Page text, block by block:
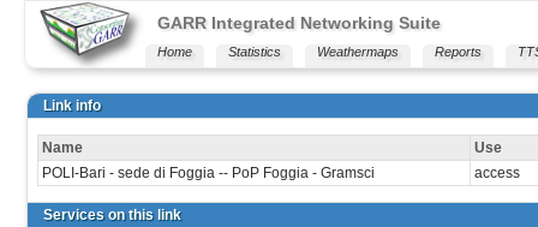
GARR Integrated Networking Suite
Home Statistics Weathermaps Reports
Link info
Name
Use
POLI-Bari - sede di Foggia -- PoP Foggia - Gramsci
access
Services on this link